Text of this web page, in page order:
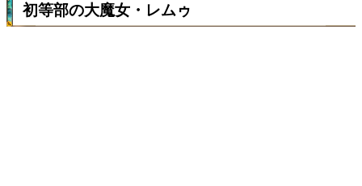
初等部の大魔女・レムゥ